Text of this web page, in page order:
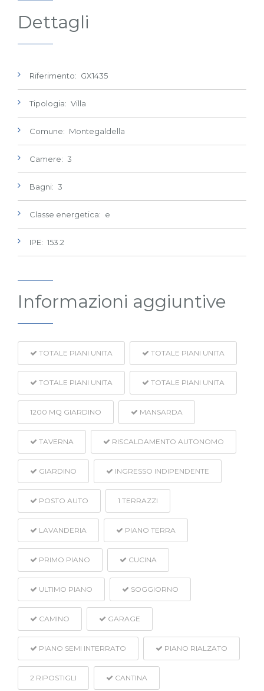
Dettagli
Riferimento: GX1435
Tipologia: Villa
Comune: Montegaldella
Camere: 3
Bagni: 3
Classe energetica: e
IPE: 153.2
Informazioni aggiuntive
TOTALE PIANI UNITA TOTALE PIANI UNITA
TOTALE PIANI UNITA TOTALE PIANI UNITA
1200 MQ GIARDINO MANSARDA
TAVERNA RISCALDAMENTO AUTONOMO
GIARDINO INGRESSO INDIPENDENTE
POSTO AUTO 1 TERRAZZI
LAVANDERIA PIANO TERRA
PRIMO PIANO CUCINA
ULTIMO PIANO SOGGIORNO
CAMINO GARAGE
PIANO SEMI INTERRATO PIANO RIALZATO
2 RIPOSTIGLI CANTINA